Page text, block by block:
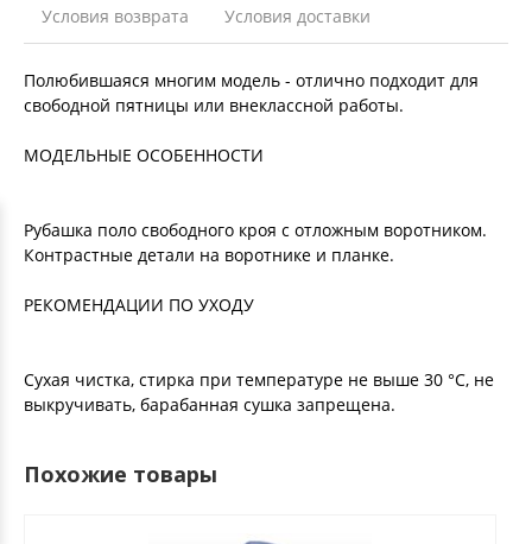
Условия возврата Условия доставки
Полюбившаяся многим модель - отлично подходит для
свободной пятницы или внеклассной работы.
МОДЕЛЬНЫЕ ОСОБЕННОСТИ
Рубашка поло свободного кроя с отложным воротником.
Контрастные детали на воротнике и планке.
РЕКОМЕНДАЦИИ ПО УХОДУ
Сухая чистка, стирка при температуре не выше 30 °С, не
выкручивать, барабанная сушка запрещена.
Похожие товары